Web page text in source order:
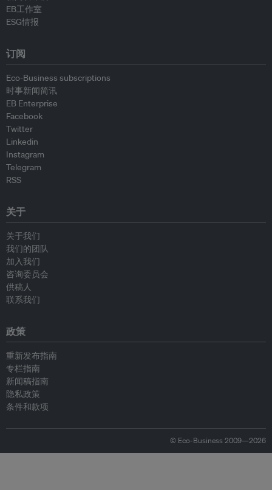
EB工作室
ESG情报
订阅
Eco-Business subscriptions
时事新闻简讯
EB Enterprise
Facebook
Twitter
Linkedin
Instagram
Telegram
RSS
关于
关于我们
我们的团队
加入我们
咨询委员会
供稿人
联系我们
政策
重新发布指南
专栏指南
新闻稿指南
隐私政策
条件和款项
© Eco-Business 2009—2026